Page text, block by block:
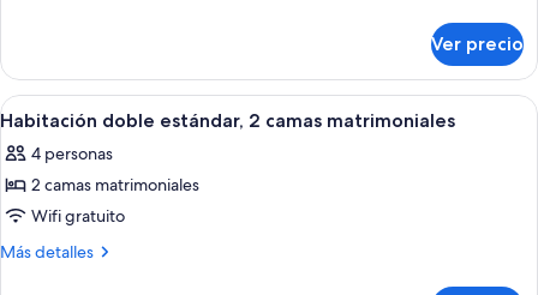
Deluxe
Ver precio
Abrir
todas
las
fotos
de
Habitación
Habitación de hotel con dos camas,
9
Habitación doble estándar, 2 camas matrimoniales
4 personas
2 camas matrimoniales
Wifi gratuito
Más detalles
Más